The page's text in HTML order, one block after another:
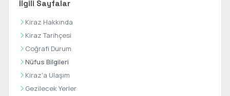
İlgili Sayfalar
Kiraz Hakkında
Kiraz Tarihçesi
Coğrafi Durum
Nüfus Bilgileri
Kiraz'a Ulaşım
Gezilecek Yerler